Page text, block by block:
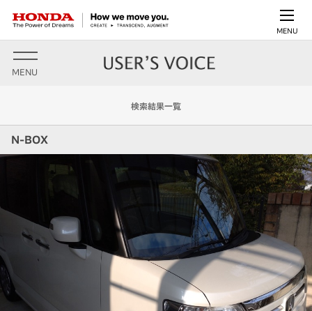
MENU
MENU
検索結果一覧
N-BOX